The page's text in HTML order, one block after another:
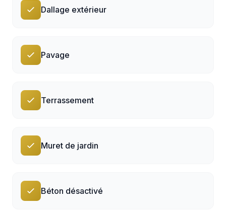
Dallage extérieur
Pavage
Terrassement
Muret de jardin
Béton désactivé